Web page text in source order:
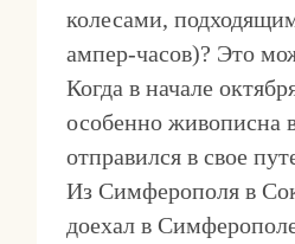
колесами,
ампер-часов)? Это
Когда в начале
особенно живописна
отправился в свое
Из Симферополя в
доехал в